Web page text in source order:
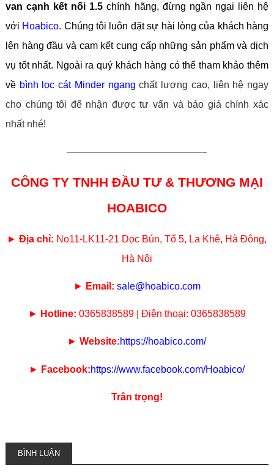
van cạnh kết nối 1.5 chính hãng, đừng ngần ngại liên hệ
với Hoabico. Chúng tôi luôn đặt sự hài lòng của khách hàng
lên hàng đầu và cam kết cung cấp những sản phẩm và dịch
vụ tốt nhất. Ngoài ra quý khách hàng có thể tham khảo thêm
về bình lọc cát Minder ngang chất lượng cao, liên hệ ngay
cho chúng tôi để nhận được tư vấn và báo giá chính xác
nhất nhé!
——————————————-
CÔNG TY TNHH ĐẦU TƯ & THƯƠNG MẠI
HOABICO
►Địa chỉ: No11-LK11-21 Dọc Bún, Tổ 5, La Khê, Hà Đông,
Hà Nội
► Email: sale@hoabico.com
► Hotline: 0365838589 | Điện thoại: 0365838589
►Website:https://hoabico.com/
► Facebook:https://www.facebook.com/Hoabico/
Trân trọng!
BÌNH LUẬN